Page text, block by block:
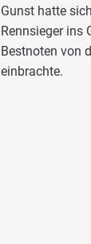
Gunst hatte
Rennsieger ins
Bestnoten von
einbrachte.